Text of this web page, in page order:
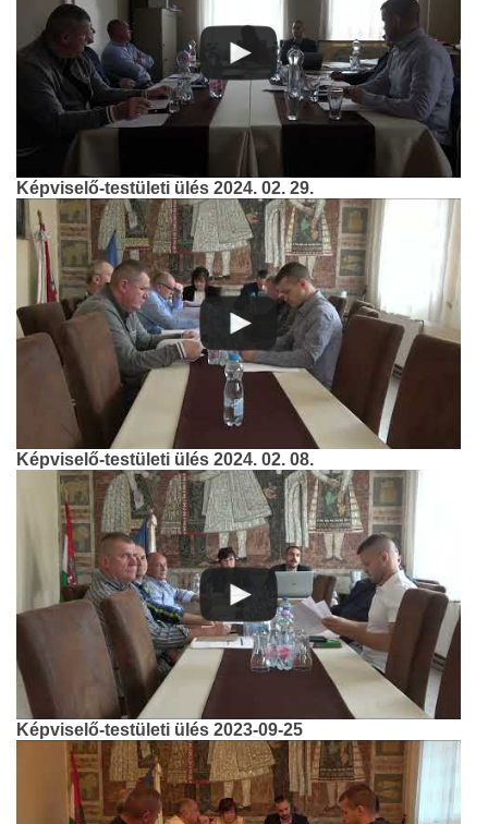
Képviselő-testületi ülés 2024. 02. 29.
Képviselő-testületi ülés 2024. 02. 08.
Képviselő-testületi ülés 2023-09-25